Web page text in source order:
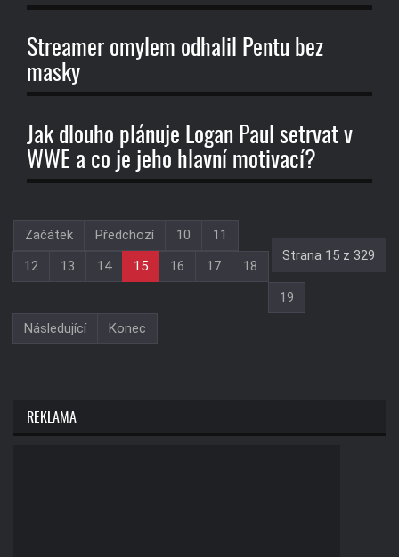
Streamer omylem odhalil Pentu bez
masky
Jak dlouho plánuje Logan Paul setrvat v
WWE a co je jeho hlavní motivací?
Strana 15 z 329
Začátek Předchozí 10
11
12
13 14 15 16 17
18
19
Následující
Konec
REKLAMA